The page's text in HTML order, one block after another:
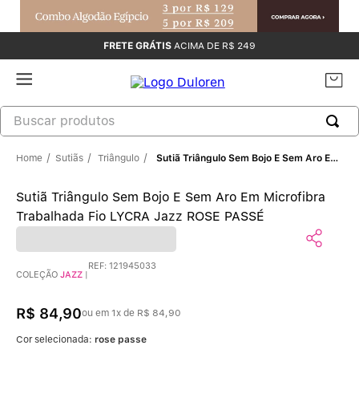
FRETE GRÁTIS ACIMA DE R$ 249
Sutiãs Triângulo Sutiã Triângulo Sem Bojo E Sem Aro Em Microfibra Trabalhada Fio LYCRA Jazz ROSE PASSÉ
Sutiã Triângulo Sem Bojo E Sem Aro Em Microfibra
Trabalhada Fio LYCRA Jazz ROSE PASSÉ
COLEÇÃO JAZZ |
REF: 121945033
R$ 84,90ou em 1x de R$ 84,90
Cor selecionada: rose passe